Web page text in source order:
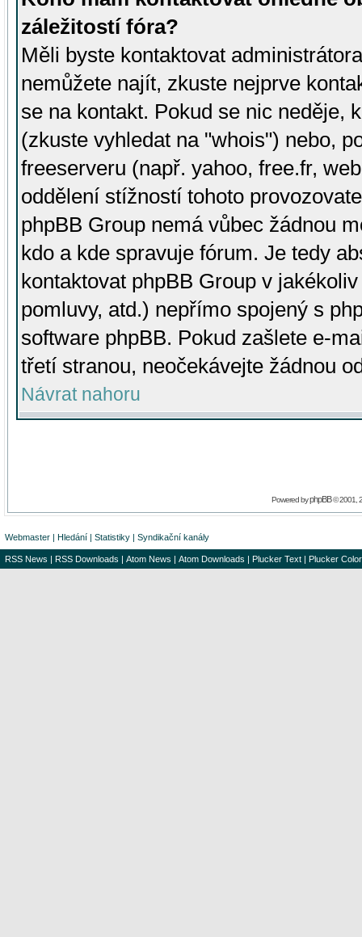
záležitostí fóra?
Měli byste kontaktovat
nemůžete najít, zkuste nejprve
se na kontakt. Pokud se nic neděje,
(zkuste vyhledat na "whois") nebo,
freeserveru (např. yahoo, free.fr,
oddělení stížností tohoto
phpBB Group nemá vůbec žádnou
kdo a kde spravuje fórum. Je tedy
kontaktovat phpBB Group v
pomluvy, atd.) nepřímo spojený s
software phpBB. Pokud zašlete e-
třetí stranou, neočekávejte žádnou
Návrat nahoru
Powered byphpBB© 2001,
Webmaster | Hledání | Statistiky | Syndikační kanály
RSS News | RSS Downloads | Atom News | Atom Downloads | Plucker Text | Plucker Color